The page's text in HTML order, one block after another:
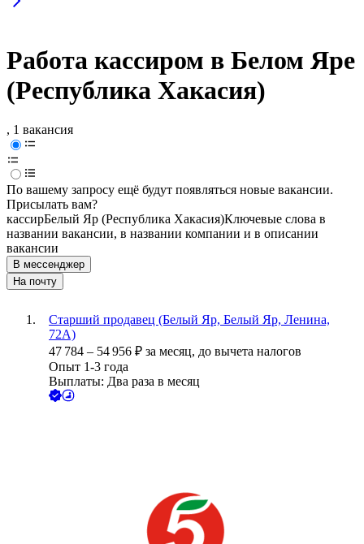
Работа кассиром в Белом Яре
(Республика Хакасия)
, 1 вакансия
По вашему запросу ещё будут появляться новые вакансии.
Присылать вам?
кассирБелый Яр (Республика Хакасия)Ключевые слова в
названии вакансии, в названии компании и в описании
вакансии
В мессенджер
На почту
Старший продавец (Белый Яр, Белый Яр, Ленина,
72А)
47 784 – 54 956 ₽ за месяц, до вычета налогов
Опыт 1-3 года
Выплаты: Два раза в месяц